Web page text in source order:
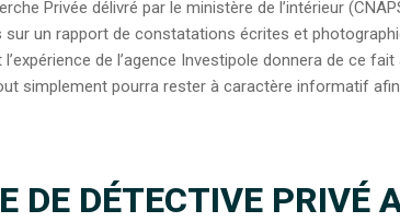
Privée délivré par le ministère de l’intérieur
sur un rapport de constatations écrites et
de l’agence Investipole donnera de ce
simplement pourra rester à caractère informatif
DE DÉTECTIVE PRIVÉ